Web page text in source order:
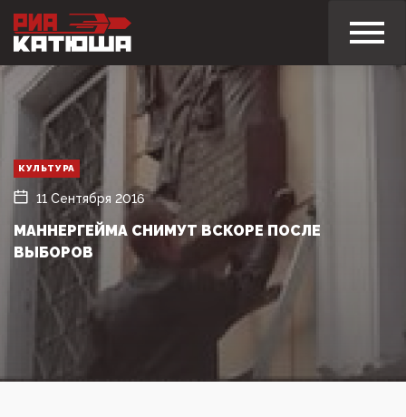
КУЛЬТУРА
11 Сентября 2016
МАННЕРГЕЙМА СНИМУТ ВСКОРЕ ПОСЛЕ
ВЫБОРОВ